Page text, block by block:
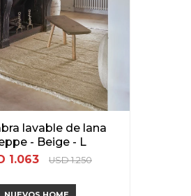
lavable de lana
- Beige - L
1.063 USD 1.250